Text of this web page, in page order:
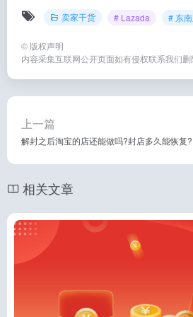
卖家干货 # Lazada # 东
© 版权声明
内容采集互联网公开页面如有侵权联系我们删
上一篇
解封之后淘宝的店还能做吗?封店多久能恢复?
相关文章